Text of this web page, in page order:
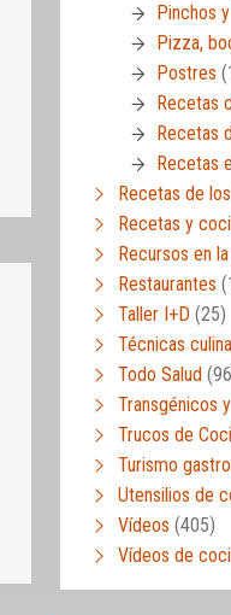
Pinchos
Pizza,
Postres
Recetas
Recetas
Recetas
Recetas de
Recetas y
Recursos en
Restaurantes
Taller I+D (25)
Técnicas
Todo Salud
Transgénicos
Trucos de
Turismo
Utensilios de
Vídeos (405)
Vídeos de